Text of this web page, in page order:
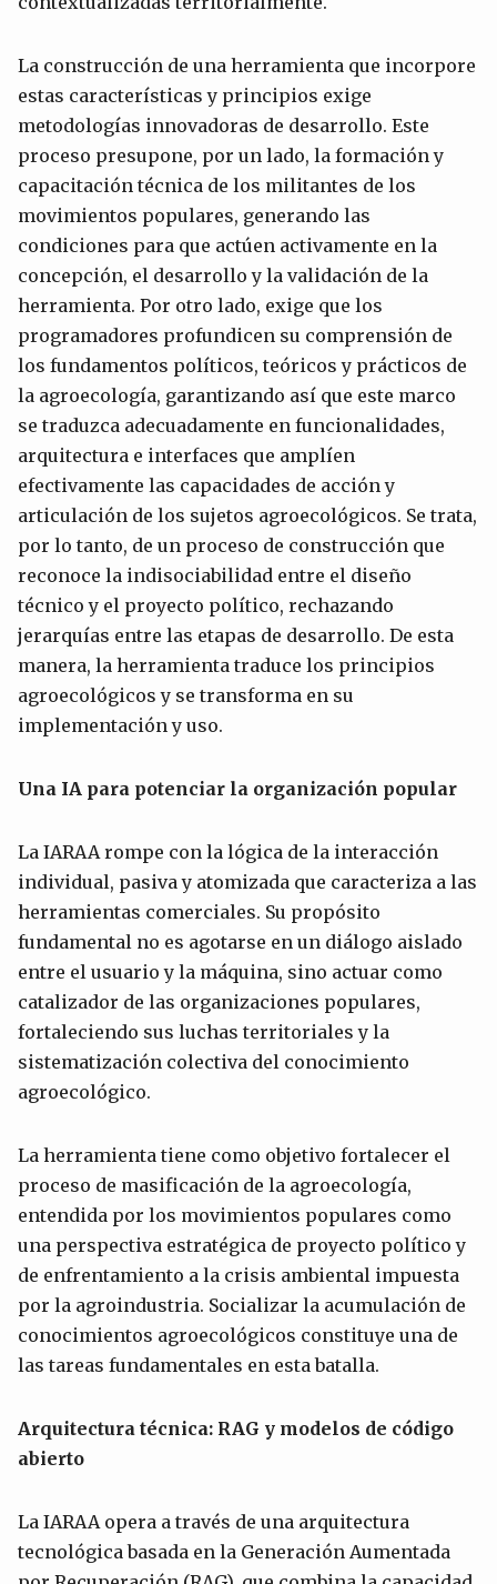
La construcción de una herramienta que incorpore
estas características y principios exige
metodologías innovadoras de desarrollo. Este
proceso presupone, por un lado, la formación y
capacitación técnica de los militantes de los
movimientos populares, generando las
condiciones para que actúen activamente en la
concepción, el desarrollo y la validación de la
herramienta. Por otro lado, exige que los
programadores profundicen su comprensión de
los fundamentos políticos, teóricos y prácticos de
la agroecología, garantizando así que este marco
se traduzca adecuadamente en funcionalidades,
arquitectura e interfaces que amplíen
efectivamente las capacidades de acción y
articulación de los sujetos agroecológicos. Se trata,
por lo tanto, de un proceso de construcción que
reconoce la indisociabilidad entre el diseño
técnico y el proyecto político, rechazando
jerarquías entre las etapas de desarrollo. De esta
manera, la herramienta traduce los principios
agroecológicos y se transforma en su
implementación y uso.
Una IA para potenciar la organización popular
La IARAA rompe con la lógica de la interacción
individual, pasiva y atomizada que caracteriza a las
herramientas comerciales. Su propósito
fundamental no es agotarse en un diálogo aislado
entre el usuario y la máquina, sino actuar como
catalizador de las organizaciones populares,
fortaleciendo sus luchas territoriales y la
sistematización colectiva del conocimiento
agroecológico.
La herramienta tiene como objetivo fortalecer el
proceso de masificación de la agroecología,
entendida por los movimientos populares como
una perspectiva estratégica de proyecto político y
de enfrentamiento a la crisis ambiental impuesta
por la agroindustria. Socializar la acumulación de
conocimientos agroecológicos constituye una de
las tareas fundamentales en esta batalla.
Arquitectura técnica: RAG y modelos de código
abierto
La IARAA opera a través de una arquitectura
tecnológica basada en la Generación Aumentada